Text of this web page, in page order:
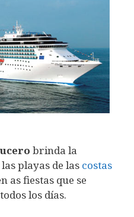
brinda la
playas de las costas
as fiestas que se
los días.